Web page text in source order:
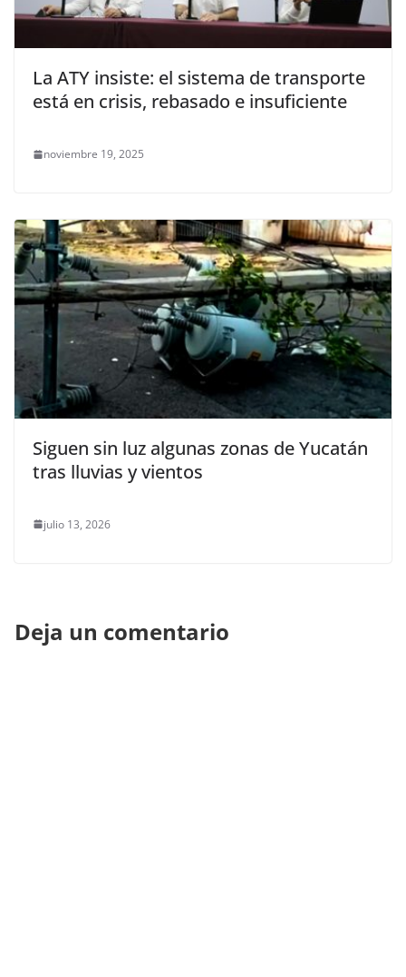
La ATY insiste: el sistema de transporte
está en crisis, rebasado e insuficiente
noviembre 19, 2025
Siguen sin luz algunas zonas de Yucatán
tras lluvias y vientos
julio 13, 2026
Deja un comentario